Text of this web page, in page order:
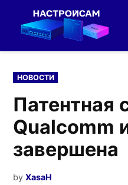
POSTED
IN
НОВОСТИ
Патентная
Qualcomm
завершена
by XasaH